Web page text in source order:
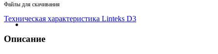
Файлы для скачивания
Техническая характеристика Linteks D3
Описание